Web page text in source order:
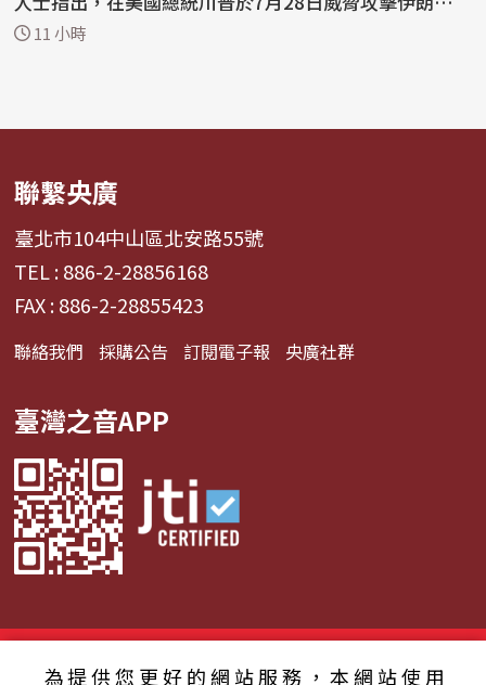
網絡...
11 小時
聯繫央廣
臺北市104中山區北安路55號
TEL : 886-2-28856168
FAX : 886-2-28855423
聯絡我們 採購公告 訂閱電子報 央廣社群
臺灣之音APP
© 2024財團法人中央廣播電臺 版權所有
為提供您更好的網站服務，本網站使用